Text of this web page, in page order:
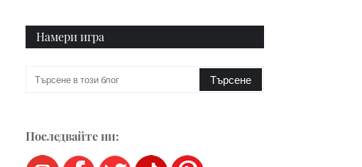
Намери игра
Последвайте ни: